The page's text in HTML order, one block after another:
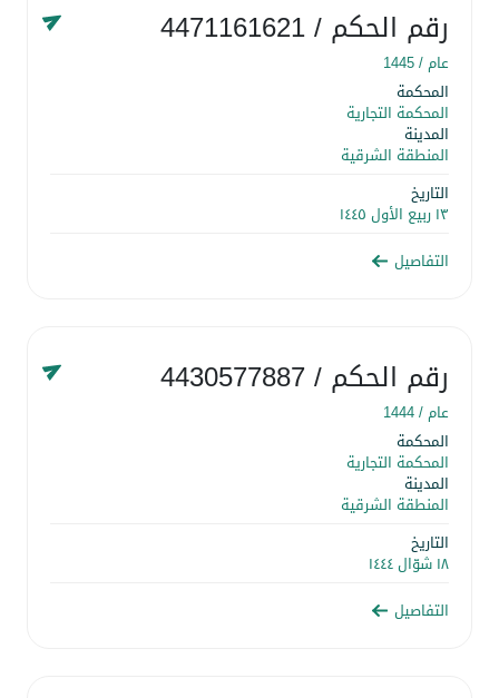
رقم الحكم/ 4471161621
عام /1445
المحكمة
المحكمة التجارية
المدينة
المنطقة الشرقية
التاريخ
١٣ ربيع الأول ١٤٤٥
التفاصيل
رقم الحكم/ 4430577887
عام /1444
المحكمة
المحكمة التجارية
المدينة
المنطقة الشرقية
التاريخ
١٨ شوّال ١٤٤٤
التفاصيل